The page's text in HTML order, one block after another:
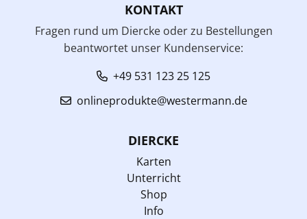
KONTAKT
Fragen rund um Diercke oder zu Bestellungen
beantwortet unser Kundenservice:
+49 531 123 25 125
onlineprodukte@westermann.de
DIERCKE
Karten
Unterricht
Shop
Info